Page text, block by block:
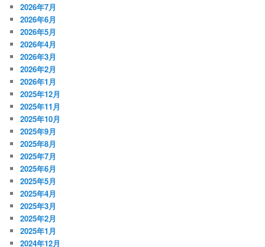
2026年7月
2026年6月
2026年5月
2026年4月
2026年3月
2026年2月
2026年1月
2025年12月
2025年11月
2025年10月
2025年9月
2025年8月
2025年7月
2025年6月
2025年5月
2025年4月
2025年3月
2025年2月
2025年1月
2024年12月